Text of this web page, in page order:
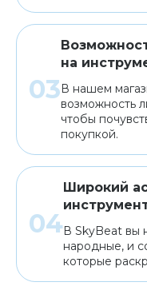
на
В нашем
возможность
чтобы
покупкой.
Широкий
В SkyBeat вы
народные, и
которые